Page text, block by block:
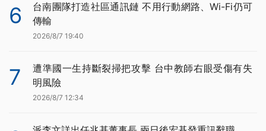
6
台南團隊打造社區通訊鏈 不用行動網路、Wi-Fi仍可
傳輸
2026/8/7 19:40
7
遭準國一生持斷裂掃把攻擊 台中教師右眼受傷有失
明風險
2026/8/7 12:34